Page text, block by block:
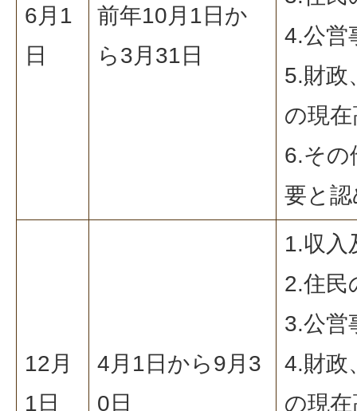
6月1
日
前年10月1日か
ら3月31日
4.公営
5.財政
の現在
6.その
要と
12月
1日
4月1日から9月3
0日
1.収入
2.住民
3.公営
4.財政
の現在